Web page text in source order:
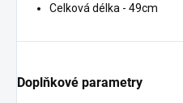
Celková délka - 49cm
Doplňkové parametry